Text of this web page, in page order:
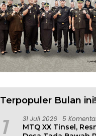
Terpopuler Bulan ini!
1 31 Juli 2026 5
MTQ XX Tinsel,